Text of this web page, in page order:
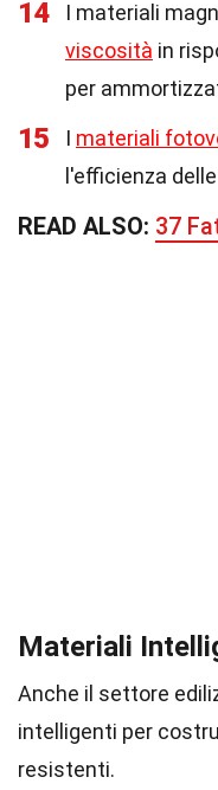
14
I materiali
viscosità in
per
15 I materiali
l'efficienza
READ ALSO: 37
Materiali
Anche il settore
intelligenti per
resistenti.